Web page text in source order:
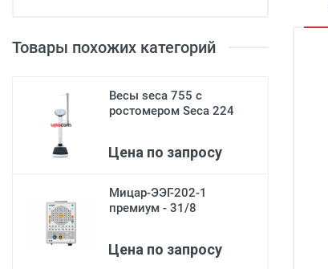
Косметология
Товары похожих категорий
Весы seca 755 с
ростомером Seca 224
Цена по запросу
Мицар-ЭЭГ-202-1
премиум - 31/8
Цена по запросу